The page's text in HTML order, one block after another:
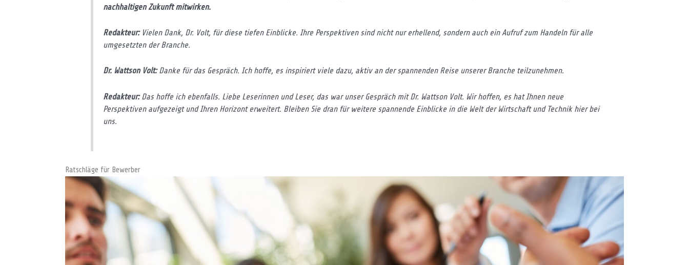
nachhaltigen Zukunft mitwirken.
Redakteur:Vielen Dank, Dr. Volt, für diese tiefen Einblicke. Ihre Perspektiven sind nicht nur erhellend, sondern auch ein Aufruf zum Handeln für alle
umgesetzten der Branche.
Dr. Wattson Volt:Danke für das Gespräch. Ich hoffe, es inspiriert viele dazu, aktiv an der spannenden Reise unserer Branche teilzunehmen.
Redakteur:Das hoffe ich ebenfalls. Liebe Leserinnen und Leser, das war unser Gespräch mit Dr. Wattson Volt. Wir hoffen, es hat Ihnen neue
Perspektiven aufgezeigt und Ihren Horizont erweitert. Bleiben Sie dran für weitere spannende Einblicke in die Welt der Wirtschaft und Technik hier bei
uns.
Ratschläge für Bewerber